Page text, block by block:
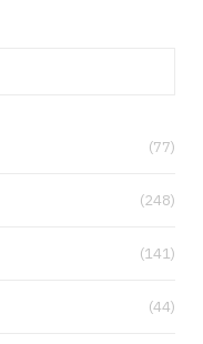
(77)
(248)
(141)
(44)